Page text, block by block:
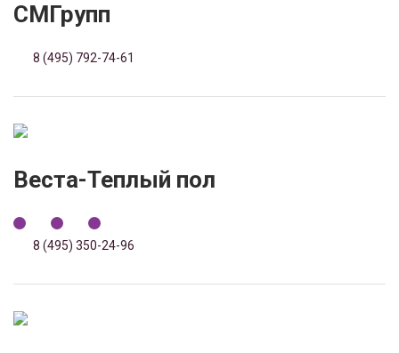
СМГрупп
8 (495) 792-74-61
Веста-Теплый пол
8 (495) 350-24-96